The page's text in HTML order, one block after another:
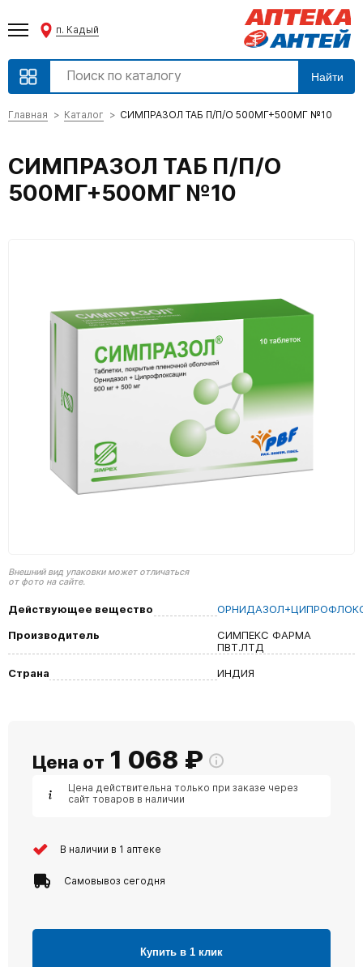
п. Кадый
Найти
Главная Каталог СИМПРАЗОЛ ТАБ П/П/О 500МГ+500МГ №10
СИМПРАЗОЛ ТАБ П/П/О
500МГ+500МГ №10
Внешний вид упаковки может отличаться
от фото на сайте.
Действующее вещество
Производитель
СИМПЕКС ФАРМА
ПВТ.ЛТД
Страна
ИНДИЯ
Цена от 1 068 ₽
Цена действительна только при заказе через
сайт товаров в наличии
В наличии в 1 аптеке
Самовывоз сегодня
Купить в 1 клик